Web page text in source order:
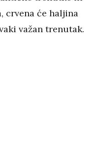
crvena će haljina
važan trenutak.